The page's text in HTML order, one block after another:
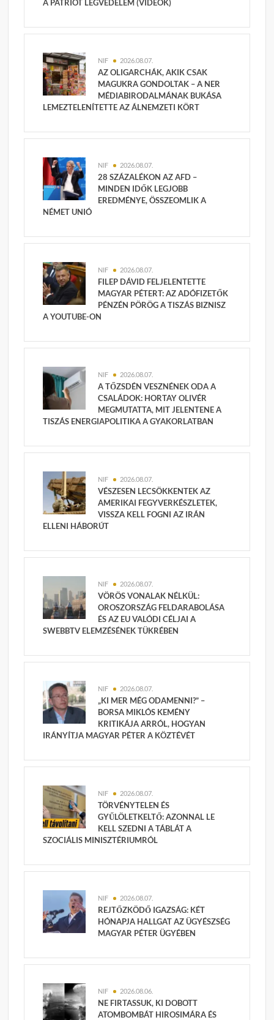
A PATRIOT LÉGVÉDELEM (VIDEÓK)
NIF 2026.08.07.
AZ OLIGARCHÁK, AKIK CSAK
MAGUKRA GONDOLTAK – A NER
MÉDIABIRODALMÁNAK BUKÁSA
LEMEZTELENÍTETTE AZ ÁLNEMZETI KÖRT
NIF 2026.08.07.
28 SZÁZALÉKON AZ AFD –
MINDEN IDŐK LEGJOBB
EREDMÉNYE, ÖSSZEOMLIK A
NÉMET UNIÓ
NIF 2026.08.07.
FILEP DÁVID FELJELENTETTE
MAGYAR PÉTERT: AZ ADÓFIZETŐK
PÉNZÉN PÖRÖG A TISZÁS BIZNISZ
A YOUTUBE-ON
NIF 2026.08.07.
A TŐZSDÉN VESZNÉNEK ODA A
CSALÁDOK: HORTAY OLIVÉR
MEGMUTATTA, MIT JELENTENE A
TISZÁS ENERGIAPOLITIKA A GYAKORLATBAN
NIF 2026.08.07.
VÉSZESEN LECSÖKKENTEK AZ
AMERIKAI FEGYVERKÉSZLETEK,
VISSZA KELL FOGNI AZ IRÁN
ELLENI HÁBORÚT
NIF 2026.08.07.
VÖRÖS VONALAK NÉLKÜL:
OROSZORSZÁG FELDARABOLÁSA
ÉS AZ EU VALÓDI CÉLJAI A
SWEBBTV ELEMZÉSÉNEK TÜKRÉBEN
NIF 2026.08.07.
„KI MER MÉG ODAMENNI?” –
BORSA MIKLÓS KEMÉNY
KRITIKÁJA ARRÓL, HOGYAN
IRÁNYÍTJA MAGYAR PÉTER A KÖZTÉVÉT
NIF 2026.08.07.
TÖRVÉNYTELEN ÉS
GYŰLÖLETKELTŐ: AZONNAL LE
KELL SZEDNI A TÁBLÁT A
SZOCIÁLIS MINISZTÉRIUMRÓL
NIF 2026.08.07.
REJTŐZKÖDŐ IGAZSÁG: KÉT
HÓNAPJA HALLGAT AZ ÜGYÉSZSÉG
MAGYAR PÉTER ÜGYÉBEN
NIF 2026.08.06.
NE FIRTASSUK, KI DOBOTT
ATOMBOMBÁT HIROSIMÁRA ÉS